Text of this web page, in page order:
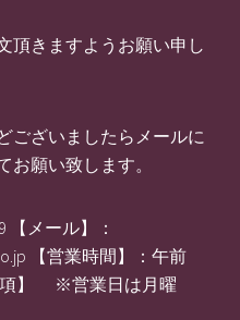
頂きますようお願い申し
ございましたらメールに
お願い致します。
【メール】：
【営業時間】：午前
項】 ※営業日は月曜